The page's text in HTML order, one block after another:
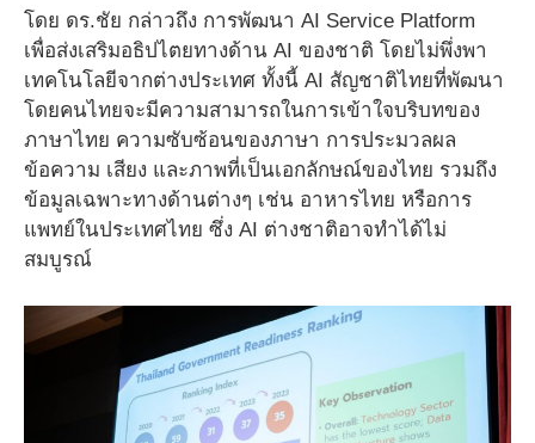
โดย ดร.ชัย กล่าวถึง การพัฒนา AI Service Platform
เพื่อส่งเสริมอธิปไตยทางด้าน AI ของชาติ โดยไม่พึ่งพา
เทคโนโลยีจากต่างประเทศ ทั้งนี้ AI สัญชาติไทยที่พัฒนา
โดยคนไทยจะมีความสามารถในการเข้าใจบริบทของ
ภาษาไทย ความซับซ้อนของภาษา การประมวลผล
ข้อความ เสียง และภาพที่เป็นเอกลักษณ์ของไทย รวมถึง
ข้อมูลเฉพาะทางด้านต่างๆ เช่น อาหารไทย หรือการ
แพทย์ในประเทศไทย ซึ่ง AI ต่างชาติอาจทำได้ไม่
สมบูรณ์